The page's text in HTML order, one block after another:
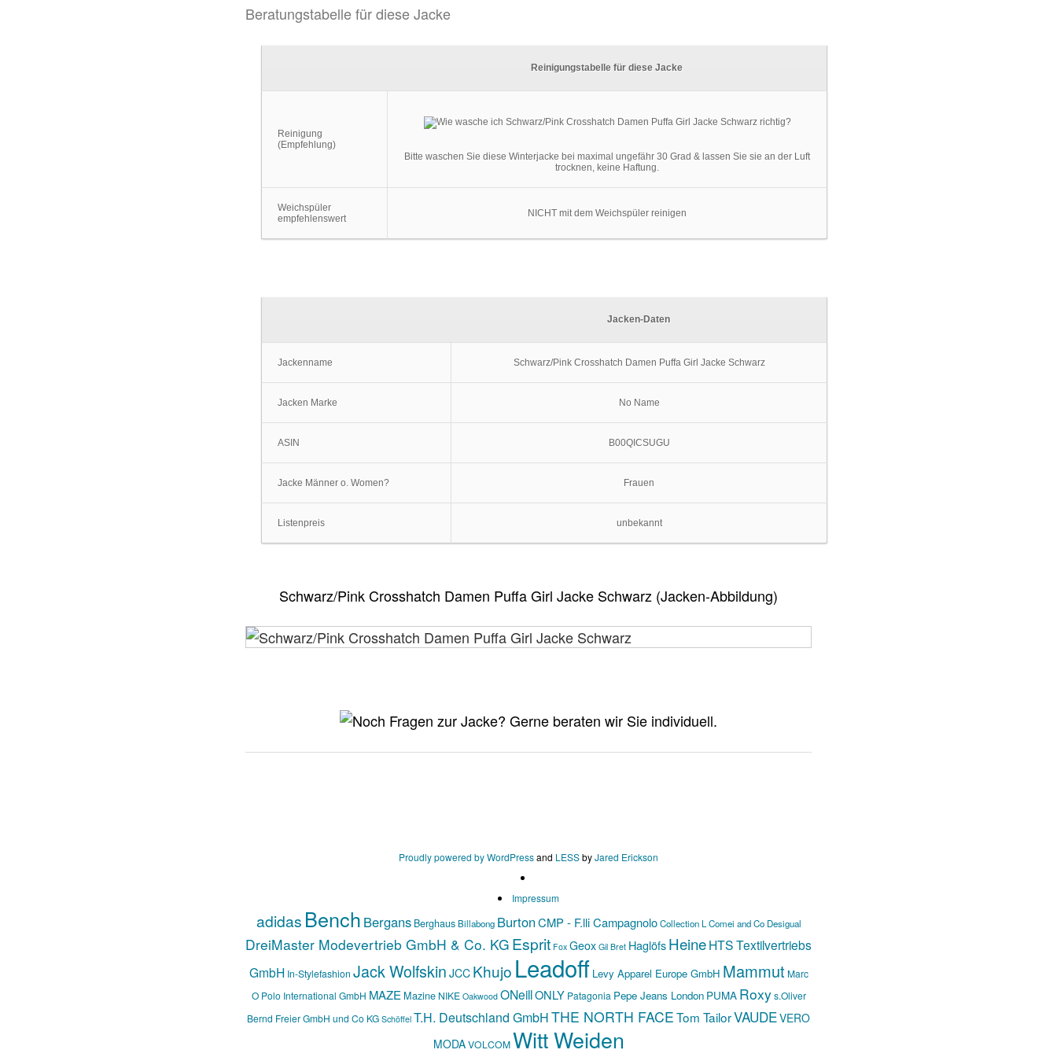
Beratungstabelle für diese Jacke
Reinigungstabelle für diese Jacke
Reinigung
(Empfehlung)
Bitte waschen Sie diese Winterjacke bei maximal ungefähr 30 Grad & lassen Sie sie an der Luft
trocknen, keine Haftung.
Weichspüler
empfehlenswert
NICHT mit dem Weichspüler reinigen
Jacken-Daten
Jackenname Schwarz/Pink Crosshatch Damen Puffa Girl Jacke Schwarz
Jacken Marke No Name
ASIN B00QICSUGU
Jacke Männer o. Women? Frauen
Listenpreis unbekannt
Schwarz/Pink Crosshatch Damen Puffa Girl Jacke Schwarz (Jacken-Abbildung)
Proudly powered by WordPressand LESSbyJared Erickson
Impressum
adidas Bench Bergans Berghaus Billabong BurtonCMP - F.lli Campagnolo Collection L Comei and Co Desigual
DreiMaster Modevertrieb GmbH & Co. KG Esprit Fox Geox Gil Bret HaglöfsHeineHTS Textilvertriebs
GmbH In-Stylefashion Jack Wolfskin JCC Khujo Leadoff Levy Apparel Europe GmbH Mammut Marc
O Polo International GmbH MAZE Mazine NIKE Oakwood ONeillONLY Patagonia Pepe Jeans London PUMA Roxy s.Oliver
Bernd Freier GmbH und Co KG Schöffel T.H. Deutschland GmbHTHE NORTH FACETom TailorVAUDEVERO
MODA VOLCOM Witt Weiden